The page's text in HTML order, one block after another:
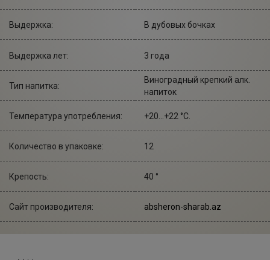
Выдержка: В дубовых бочках
Выдержка лет: 3 года
Тип напитка:
Виноградный крепкий алк.
напиток
Температура употребления: +20...+22 °С.
Количество в упаковке: 12
Крепость: 40 °
Сайт производителя: absheron-sharab.az